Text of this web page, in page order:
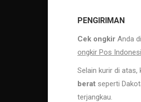
PENGIRIMAN
Cek ongkir Anda
ongkir Pos
Selain kurir di atas,
berat seperti
terjangkau.